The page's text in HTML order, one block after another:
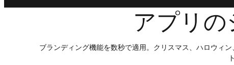
アプリ
ブランディング機能を数秒で適用。クリスマス、ハロウィ